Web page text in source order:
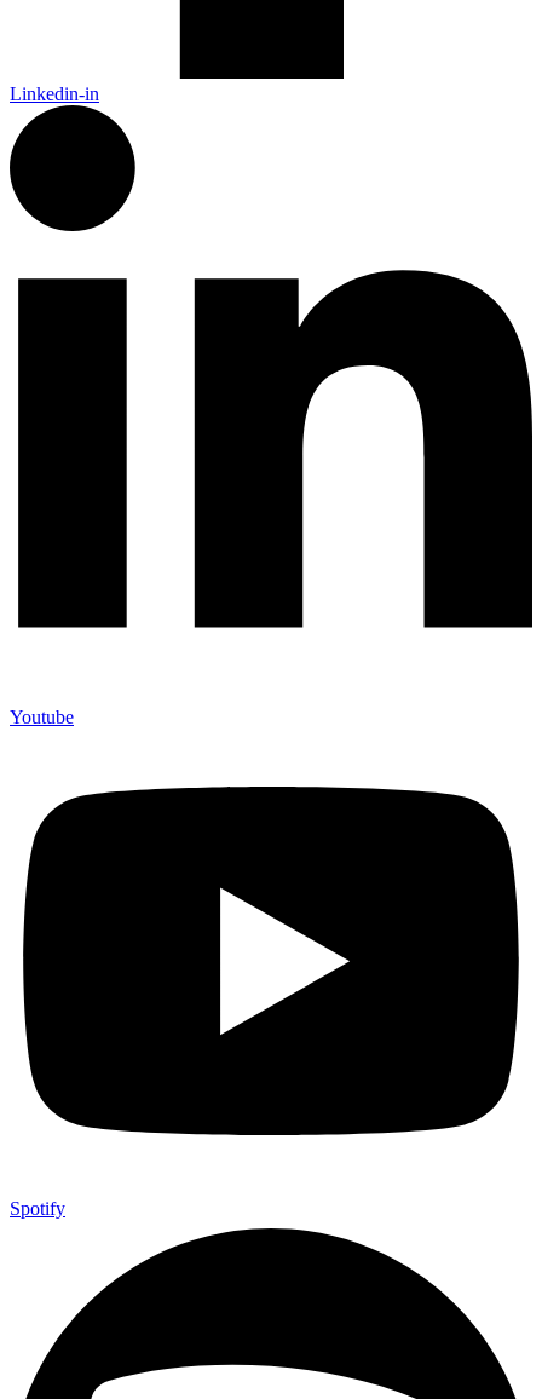
Linkedin-in
Youtube
Spotify